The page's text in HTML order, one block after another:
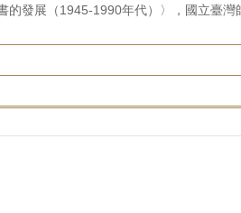
的發展（1945-1990年代）〉，國立臺